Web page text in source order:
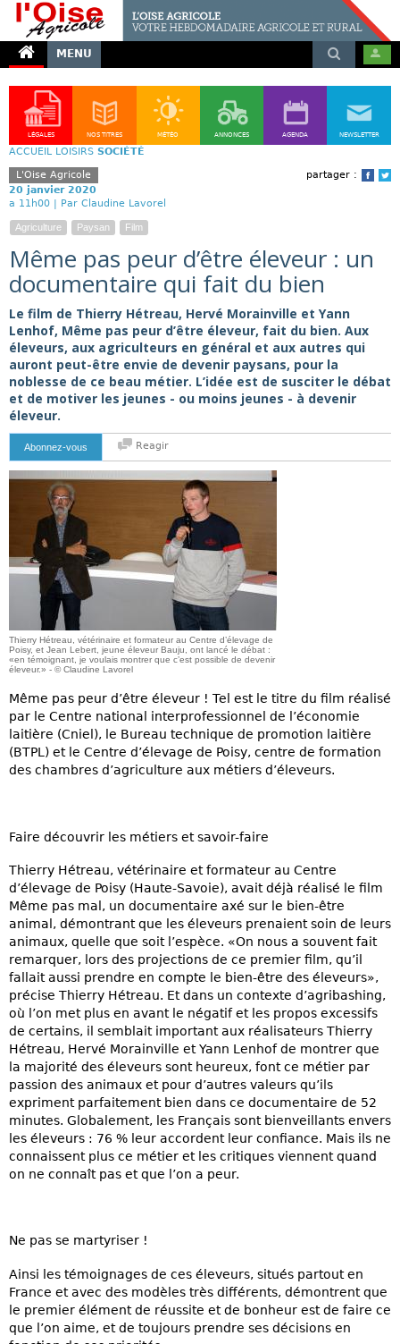
MENU
LÉGALES NOS TITRES MÉTÉO ANNONCES AGENDA NEWSLETTER
ACCUEIL LOISIRS SOCIÉTÉ
partager :
L'Oise Agricole
20 janvier 2020
a 11h00 | Par Claudine Lavorel
Agriculture Paysan Film
Même pas peur d’être éleveur : un
documentaire qui fait du bien
Le film de Thierry Hétreau, Hervé Morainville et Yann
Lenhof, Même pas peur d’être éleveur, fait du bien. Aux
éleveurs, aux agriculteurs en général et aux autres qui
auront peut-être envie de devenir paysans, pour la
noblesse de ce beau métier. L’idée est de susciter le débat
et de motiver les jeunes - ou moins jeunes - à devenir
éleveur.
Abonnez-vous Reagir
Thierry Hétreau, vétérinaire et formateur au Centre d’élevage de
Poisy, et Jean Lebert, jeune éleveur Bauju, ont lancé le débat :
«en témoignant, je voulais montrer que c’est possible de devenir
éleveur.» - © Claudine Lavorel
Même pas peur d’être éleveur ! Tel est le titre du film réalisé
par le Centre national interprofessionnel de l’économie
laitière (Cniel), le Bureau technique de promotion laitière
(BTPL) et le Centre d’élevage de Poisy, centre de formation
des chambres d’agriculture aux métiers d’éleveurs.
Faire découvrir les métiers et savoir-faire
Thierry Hétreau, vétérinaire et formateur au Centre
d’élevage de Poisy (Haute-Savoie), avait déjà réalisé le film
Même pas mal, un documentaire axé sur le bien-être
animal, démontrant que les éleveurs prenaient soin de leurs
animaux, quelle que soit l’espèce. «On nous a souvent fait
remarquer, lors des projections de ce premier film, qu’il
fallait aussi prendre en compte le bien-être des éleveurs»,
précise Thierry Hétreau. Et dans un contexte d’agribashing,
où l’on met plus en avant le négatif et les propos excessifs
de certains, il semblait important aux réalisateurs Thierry
Hétreau, Hervé Morainville et Yann Lenhof de montrer que
la majorité des éleveurs sont heureux, font ce métier par
passion des animaux et pour d’autres valeurs qu’ils
expriment parfaitement bien dans ce documentaire de 52
minutes. Globalement, les Français sont bienveillants envers
les éleveurs : 76 % leur accordent leur confiance. Mais ils ne
connaissent plus ce métier et les critiques viennent quand
on ne connaît pas et que l’on a peur.
Ne pas se martyriser !
Ainsi les témoignages de ces éleveurs, situés partout en
France et avec des modèles très différents, démontrent que
le premier élément de réussite et de bonheur est de faire ce
que l’on aime, et de toujours prendre ses décisions en